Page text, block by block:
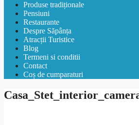
Produse tradiționale
Pensiuni
Restaurante
Despre Săpânța
Atracții Turistice
Blog
Termeni si conditii
Contact
Coș de cumparaturi